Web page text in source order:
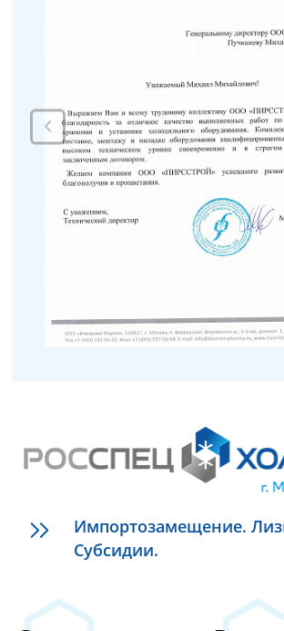
Импортозамещение.
Субсидии.